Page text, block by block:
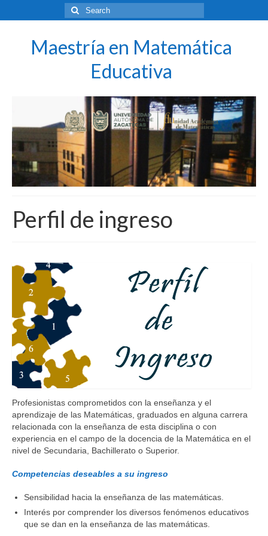
Search
for:
Maestría en Matemática
Educativa
Perfil de ingreso
Profesionistas comprometidos con la enseñanza y el
aprendizaje de las Matemáticas, graduados en alguna carrera
relacionada con la enseñanza de esta disciplina o con
experiencia en el campo de la docencia de la Matemática en el
nivel de Secundaria, Bachillerato o Superior.
Competencias deseables a su ingreso
Sensibilidad hacia la enseñanza de las matemáticas.
Interés por comprender los diversos fenómenos educativos
que se dan en la enseñanza de las matemáticas.